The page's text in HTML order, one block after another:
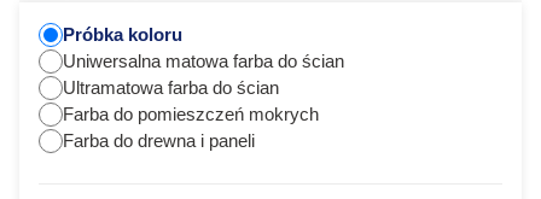
Próbka koloru
Uniwersalna matowa farba do ścian
Ultramatowa farba do ścian
Farba do pomieszczeń mokrych
Farba do drewna i paneli